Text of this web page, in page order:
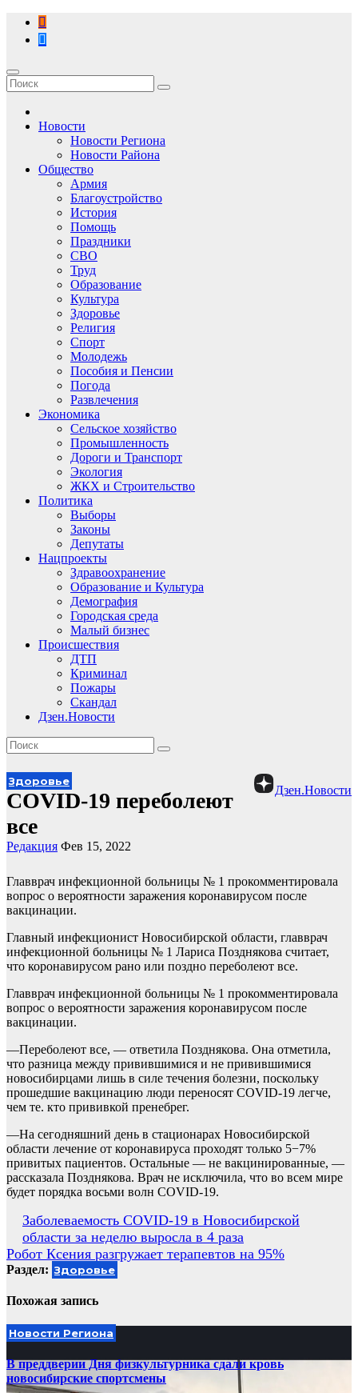
Перейти
содержимому
Новости
Новости Региона
Новости Района
Общество
Армия
Благоустройство
История
Помощь
Праздники
СВО
Труд
Образование
Культура
Здоровье
Религия
Спорт
Молодежь
Пособия и Пенсии
Погода
Развлечения
Экономика
Сельское хозяйство
Промышленность
Дороги и Транспорт
Экология
ЖКХ и Строительство
Политика
Выборы
Законы
Депутаты
Нацпроекты
Здравоохранение
Образование и Культура
Демография
Городская среда
Малый бизнес
Происшествия
ДТП
Криминал
Пожары
Скандал
Дзен.Новости
Дзен.Новости
Здоровье
COVID-19 переболеют
все
Редакция Фев 15, 2022
Главврач инфекционной больницы № 1 прокомментировала
вопрос о вероятности заражения коронавирусом после
вакцинации.
Главный инфекционист Новосибирской области, главврач
инфекционной больницы № 1 Лариса Позднякова считает,
что коронавирусом рано или поздно переболеют все.
Главврач инфекционной больницы № 1 прокомментировала
вопрос о вероятности заражения коронавирусом после
вакцинации.
—Переболеют все, — ответила Позднякова. Она отметила,
что разница между привившимися и не привившимися
новосибирцами лишь в силе течения болезни, поскольку
прошедшие вакцинацию люди переносят COVID-19 легче,
чем те. кто прививкой пренебрег.
—На сегодняшний день в стационарах Новосибирской
области лечение от коронавируса проходят только 5−7%
привитых пациентов. Остальные — не вакцинированные, —
рассказала Позднякова. Врач не исключила, что во всем мире
будет порядка восьми волн COVID-19.
Навигация
по
записям
Заболеваемость COVID-19 в Новосибирской
области за неделю выросла в 4 раза
Робот Ксения разгружает терапевтов на 95%
Раздел: Здоровье
Похожая запись
Новости Региона
В преддверии Дня физкультурника сдали кровь
новосибирские спортсмены